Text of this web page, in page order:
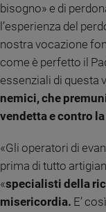
streaming
Libri
Musica
Arte
Famiglia
ed
educazione
e
figli
Nonni
Coppia
bisogno» e di
l’esperienza del
nostra vocazione
come è perfetto il
essenziali di questa
nemici, che
vendetta e contro
«Gli operatori di
prima di tutto
«specialisti della
misericordia. E’